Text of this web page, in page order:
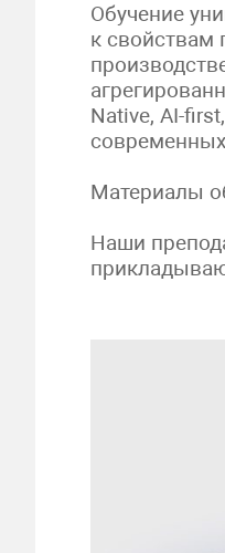
Обучение
к свойствам
Native, AI-
Материалы
Наши